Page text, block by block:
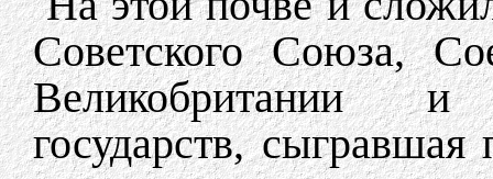
Советского Союза,
Великобритании и
государств,